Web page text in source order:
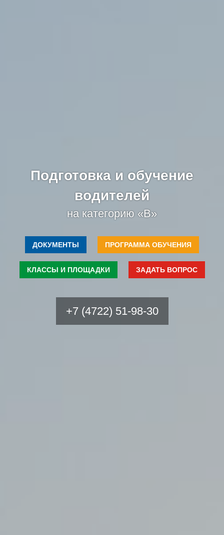
Подготовка и обучение
водителей
на категорию «B»
ДОКУМЕНТЫ ПРОГРАММА ОБУЧЕНИЯ
КЛАССЫ И ПЛОЩАДКИ ЗАДАТЬ ВОПРОС
+7 (4722) 51-98-30